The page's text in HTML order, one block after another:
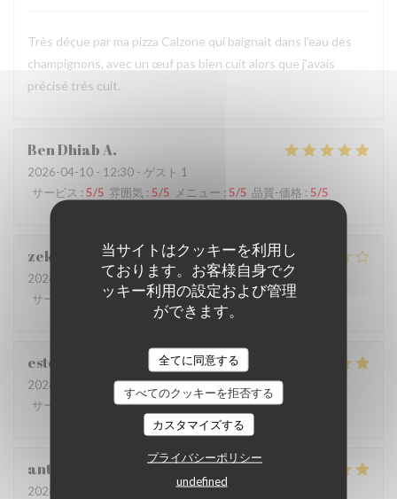
当サイトはクッキーを利用し
ております。お客様自身でク
ッキー利用の設定および管理
ができます。
全てに同意する
すべてのクッキーを拒否する
カスタマイズする
プライバシーポリシー
undefined
Très déçue par ma pizza Calzone qui baignait dans l'eau des
champignons, avec un œuf pas bien cuit alors que j'avais
précisé trés cuit.
Ben DhiabA
2026-04-10 - 12:30 - ゲスト 1
サービス : 5/5 雰囲気 : 5/5 メニュー : 5/5 品質-価格 : 5/5
zekjir
2026-04-04
- 18:30 - ゲスト 2
サービス
雰囲気 : 1/5 メニュー: 3 /5 品質-価格
estelle
2026-03-31
- 12:30 - ゲスト 4
サービス
雰囲気:5/5 メニュー:5/5 品質-価格
antonio
2026-03-21
- 12:30 - ゲスト 2